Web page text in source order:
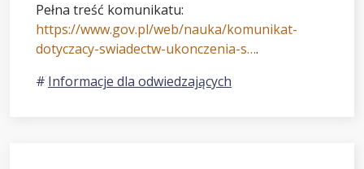
Pełna treść komunikatu:
https://www.gov.pl/web/nauka/komunikat-
dotyczacy-swiadectw-ukonczenia-s….
Informacje dla odwiedzających